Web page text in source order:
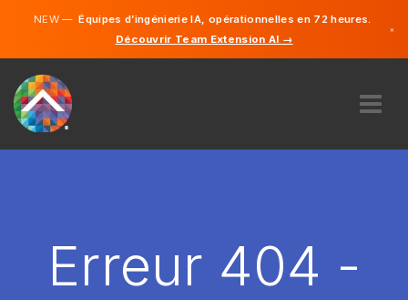
NEW —Équipes d’ingénierie IA, opérationnelles en 72 heures.
Découvrir Team Extension AI →
×
Erreur 404 -